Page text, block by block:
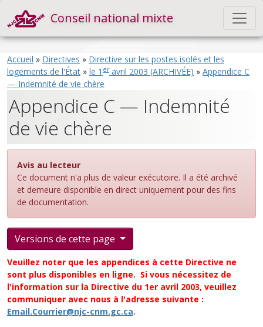
Conseil national mixte
Accueil » Directives » Directive sur les postes isolés et les
logements de l'État » le 1 eravril 2003 (ARCHIVÉE) » Appendice C
— Indemnité de vie chère
Appendice C — Indemnité
de vie chère
Avis au lecteur
Ce document n'a plus de valeur exécutoire. Il a été archivé
et demeure disponible en direct uniquement pour des fins
de documentation.
Versions de cette page
Veuillez noter que les appendices à cette Directive ne
sont plus disponibles en ligne. Si vous nécessitez de
l'information sur la Directive du 1er avril 2003, veuillez
communiquer avec nous à l'adresse suivante :
Email.Courrier@njc-cnm.gc.ca.